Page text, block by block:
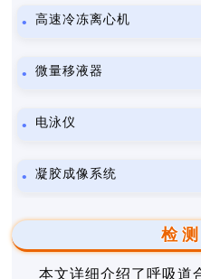
高速冷冻离心机
微量移液器
电泳仪
凝胶成像系统
检
本文详细介绍了呼吸道